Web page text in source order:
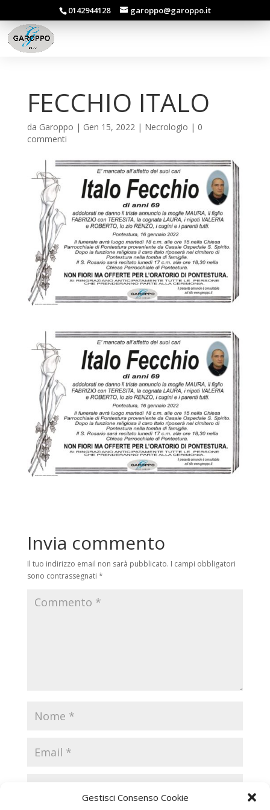
Gestisci Consenso Cookie
0142944128 garoppo@garoppo.it
FECCHIO ITALO
da Garoppo | Gen 15, 2022| Necrologio | 0
commenti
Invia commento
Il tuo indirizzo email non sarà pubblicato. I campi obbligatori
sono contrassegnati *